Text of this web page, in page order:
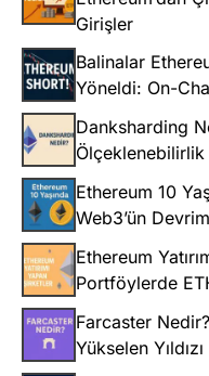
Girişler
Balinalar
Yöneldi: On-
Danksharding
Ölçeklenebilirlik
Ethereum 10
Web3’ün
Ethereum
Portföylerde
Farcaster
Yükselen Yıldızı